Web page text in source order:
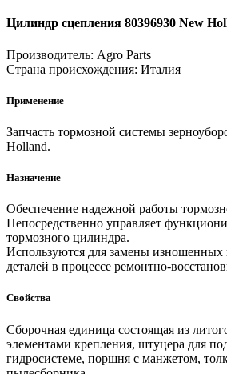
Цилиндр сцепления 80396930 New
Производитель: Agro Parts
Страна происхождения: Италия
Применение
Запчасть тормозной системы
Holland.
Назначение
Обеспечение надежной работы
Непосредственно управляет
тормозного цилиндра.
Используются для замены
деталей в процессе ремонтно-
Свойства
Сборочная единица состоящая из
элементами крепления, штуцера для
гидросистеме, поршня с манжетом,